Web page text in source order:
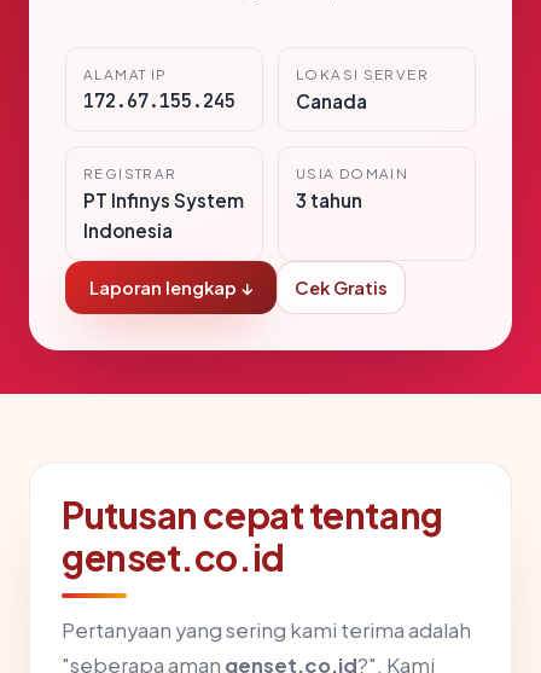
ALAMAT IP
172.67.155.245
LOKASI SERVER
Canada
REGISTRAR
PT Infinys System
Indonesia
USIA DOMAIN
3 tahun
Laporan lengkap ↓ Cek Gratis
Putusan cepat tentang
genset.co.id
Pertanyaan yang sering kami terima adalah
"seberapa aman genset.co.id?". Kami